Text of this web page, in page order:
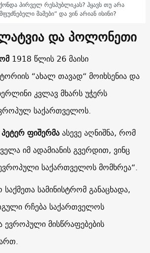
პირველ რესპუბლიკას? ჰყავს თუ არა
მამები” და ვინ არიან ისინი?
და პოლონეთი
1918 წლის 26 მაისი
“ახალ თავად“ მოიხსენია და
კვლავ მხარს უჭერს
საქართველოს.
პეტერ ფიშერმაასევე აღნიშნა, რომ
იმ ადამიანის გვერდით, ვინც
საქართველოს მომხრეა“.
სამინისტრომ განაცხადა,
რჩება საქართველოს
ევროპული მისწრაფებების